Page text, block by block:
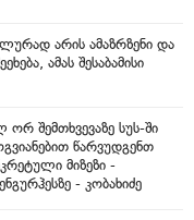
არის ამაზრზენი და
ამას შესაბამისი
შემთხვევაზე სუს-ში
წარვუდგენთ
მიზეზი -
- კობახიძე